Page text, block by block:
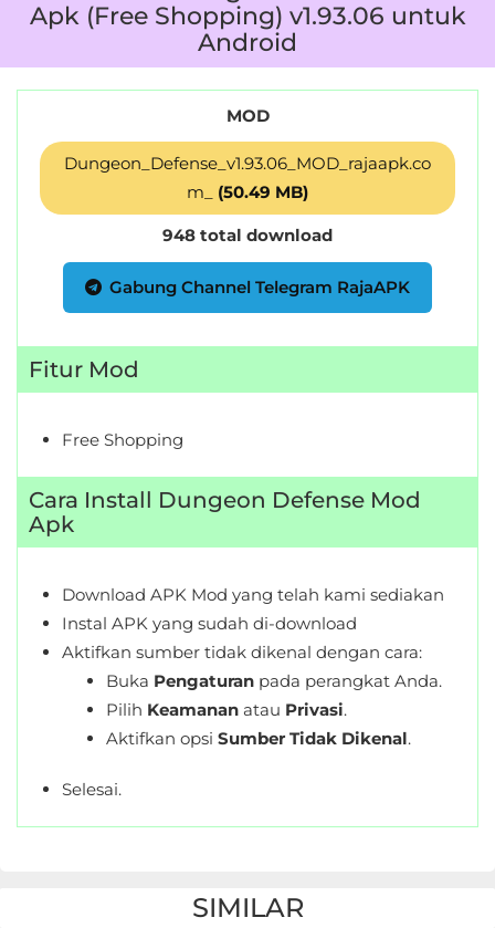
Personalisasi
Productivity
Sports
Tools
Travel
&
Local
Video
Players
Weather
Rekomendasi
Apk (Free Shopping) v1.93.06 untuk
Android
MOD
Dungeon_Defense_v1.93.06_MOD_rajaapk.co
m_ (50.49 MB)
948 total download
Gabung Channel Telegram RajaAPK
Fitur Mod
Free Shopping
Cara Install Dungeon Defense Mod
Apk
Download APK Mod yang telah kami sediakan
Instal APK yang sudah di-download
Aktifkan sumber tidak dikenal dengan cara:
Buka Pengaturan pada perangkat Anda.
Pilih Keamanan atau Privasi.
Aktifkan opsi Sumber Tidak Dikenal.
Selesai.
SIMILAR